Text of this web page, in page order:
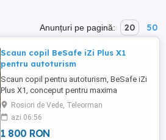
Anunțuri pe pagină: 20 50
Scaun copil BeSafe iZi Plus X1
pentru autoturism
Scaun copil pentru autoturism, BeSafe iZi
Plus X1, conceput pentru maxima
siguranta si confort a copilului, prindere in
mai multe puncte, picior de sprijin
(scaunul se monteaza numai cu spatele
catre directia de mers), structura
Rosiori de Vede, Teleorman
azi 06:56
1 800 RON